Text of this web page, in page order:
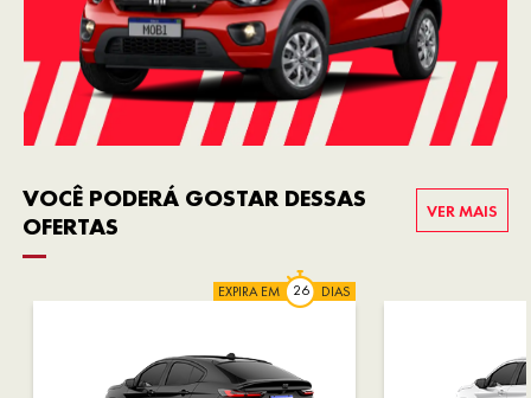
VOCÊ PODERÁ GOSTAR DESSAS
OFERTAS
VER MAIS
EXPIRA EM DIAS